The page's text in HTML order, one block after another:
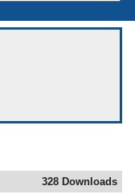
328 Downloads